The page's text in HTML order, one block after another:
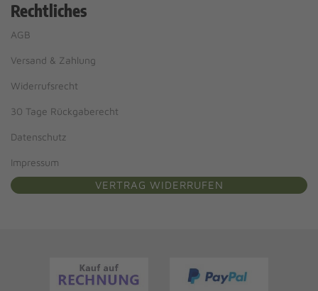
Rechtliches
AGB
Versand & Zahlung
Widerrufsrecht
30 Tage Rückgaberecht
Datenschutz
Impressum
VERTRAG WIDERRUFEN